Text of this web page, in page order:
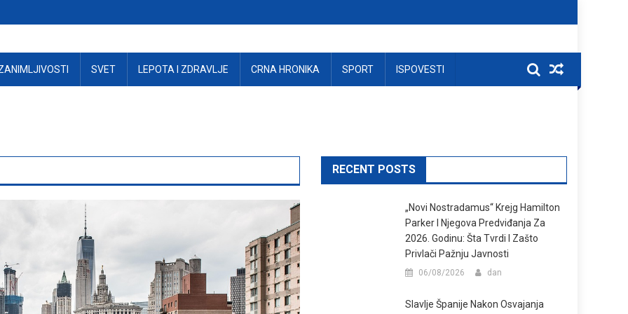
SVET LEPOTA I ZDRAVLJE CRNA HRONIKA SPORT ISPOVESTI
RECENT POSTS
„Novi Nostradamus“ Krejg Hamilton
Parker I Njegova Predviđanja Za
2026. Godinu: Šta Tvrdi I Zašto
Privlači Pažnju Javnosti
06/08/2026 dan
Slavlje Španije Nakon Osvajanja